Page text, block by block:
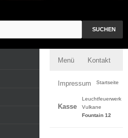
SUCHEN
Menü Kontakt
Impressum
Kasse
Startseite
Leuchtfeuerwerk
Vulkane
Fountain 12